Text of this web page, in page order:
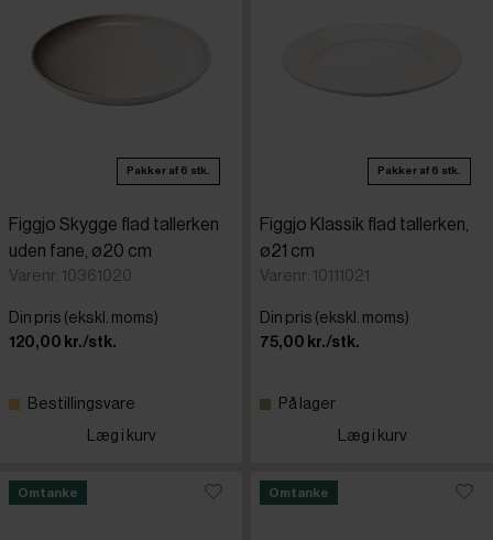
Pujadas
Pakker af 6 stk.
Figgjo Skygge flad tallerken
uden fane, ø20 cm
Varenr: 10361020
Din pris (ekskl. moms)
120,00 kr./stk.
Bestillingsvare
Læg i kurv
Pakker af 6 stk.
Figgjo Klassik flad tallerken,
ø21 cm
Varenr: 10111021
Din pris (ekskl. moms)
75,00 kr./stk.
På lager
Læg i kurv
Omtanke Omtanke